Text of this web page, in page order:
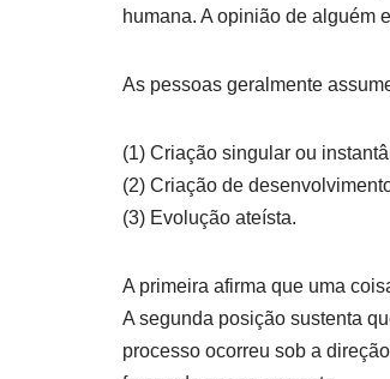
humana. A opinião de alguém
As pessoas geralmente
(1) Criação singular ou
(2) Criação de
(3) Evolução ateísta.
A primeira afirma que uma
A segunda posição sustenta
processo ocorreu sob a